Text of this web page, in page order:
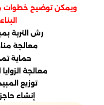
ويمكن توضيح خطوات
رش التربة
معالجة
حماية
معالجة
توزيع
إنشاء